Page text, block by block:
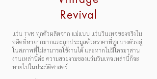
Revival
แว่น TVR ทุกตัวผลิตจาก แม่แบบ แว่นวินเทจของจริงใน
อดีตที่หายากมากและถูกประมูลด้วยราคาที่สูง บางตัวอยู่
ในสภาพที่ไม่สามารถใช้งานได้ และหากไม่มีใครมาสาน
งานเหล่านี้ต่อ ความสวยงามของแว่นวินเทจเหล่านี้ก็จะ
หายไปในประวัติศาสตร์